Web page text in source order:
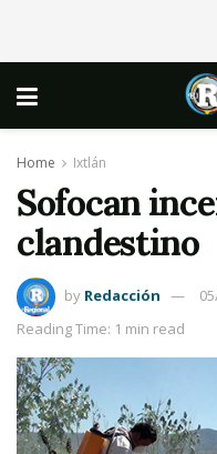
Home Ixtlán
Sofocan
clandestino
by Redacción
Reading Time: 1 min read